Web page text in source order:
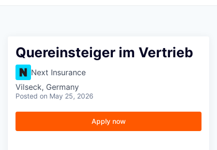
Quereinsteiger im Vertrieb
Next Insurance
Vilseck, Germany
Posted on May 25, 2026
Apply now